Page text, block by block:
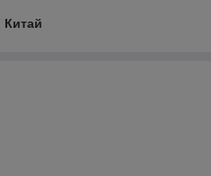
Китай